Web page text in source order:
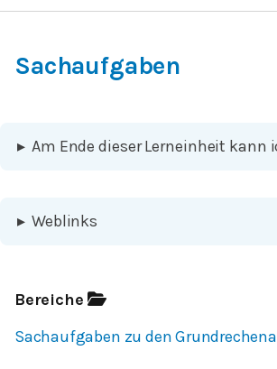
Sachaufgaben
▸ Am Ende dieser Lerneinheit kann
▸ Weblinks
Bereiche
Sachaufgaben zu den